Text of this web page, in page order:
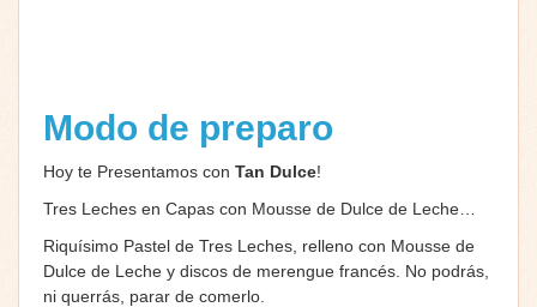
Modo de preparo
Hoy te Presentamos con Tan Dulce!
Tres Leches en Capas con Mousse de Dulce de Leche…
Riquísimo Pastel de Tres Leches, relleno con Mousse de
Dulce de Leche y discos de merengue francés. No podrás,
ni querrás, parar de comerlo.